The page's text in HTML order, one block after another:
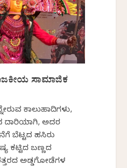
ಸಾಮಾಜಿಕ
ಕಾಲುಹಾದಿಗಳು,
ದಾರಿಯಾಗಿ, ಅದರ
ಬೆಟ್ಟದ ಹಸಿರು
ಕಟ್ಟಿದ ಬಣ್ಣದ
ಅಡ್ಡಗೋಡೆಗಳ